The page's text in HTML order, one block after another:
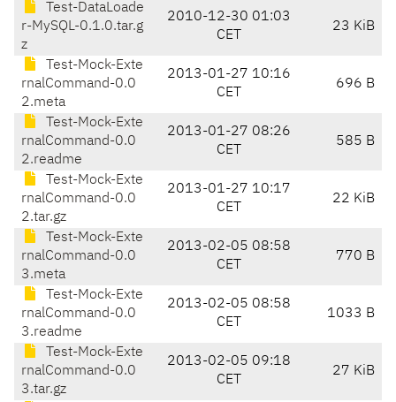
Test-DataLoade
r-MySQL-0.1.0.tar.g
z
2010-12-30 01:03
CET
23 KiB
Test-Mock-Exte
rnalCommand-0.0
2.meta
2013-01-27 10:16
CET
696 B
Test-Mock-Exte
rnalCommand-0.0
2.readme
2013-01-27 08:26
CET
585 B
Test-Mock-Exte
rnalCommand-0.0
2.tar.gz
2013-01-27 10:17
CET
22 KiB
Test-Mock-Exte
rnalCommand-0.0
3.meta
2013-02-05 08:58
CET
770 B
Test-Mock-Exte
rnalCommand-0.0
3.readme
2013-02-05 08:58
CET
1033 B
Test-Mock-Exte
rnalCommand-0.0
3.tar.gz
2013-02-05 09:18
CET
27 KiB